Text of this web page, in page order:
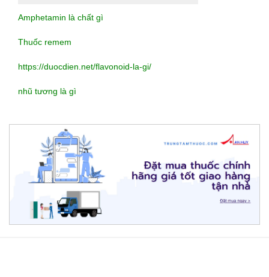
Amphetamin là chất gì
Thuốc remem
https://duocdien.net/flavonoid-la-gi/
nhũ tương là gì